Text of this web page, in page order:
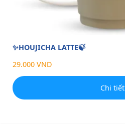
✨HOUJICHA LATTE🍃
29.000 VND
Chi tiết